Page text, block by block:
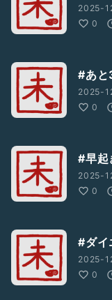
2025-
0
#あと
2025-
0
#早起
2025-
0
#ダイ
2025-
0